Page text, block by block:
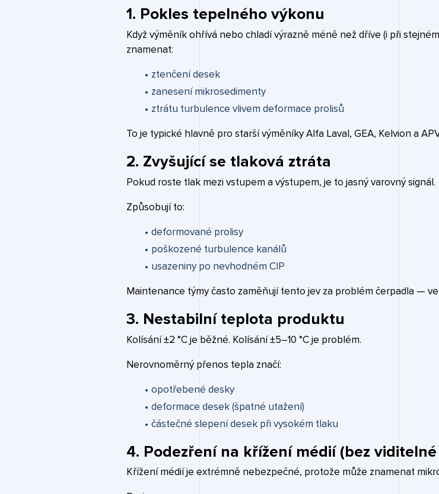
1. Pokles tepelného výkonu
Když výměník ohřívá nebo chladí výrazně méně než dříve (i při
znamenat:
ztenčení desek
zanesení mikrosedimenty
ztrátu turbulence vlivem deformace prolisů
To je typické hlavně pro starší výměníky Alfa Laval, GEA, Kelvion a
2. Zvyšující se tlaková ztráta
Pokud roste tlak mezi vstupem a výstupem, je to jasný varovný signál.
Způsobují to:
deformované prolisy
poškozené turbulence kanálů
usazeniny po nevhodném CIP
Maintenance týmy často zaměňují tento jev za problém čerpadla —
3. Nestabilní teplota produktu
Kolísání ±2 °C je běžné. Kolísání ±5–10 °C je problém.
Nerovnoměrný přenos tepla značí:
opotřebené desky
deformace desek (špatné utažení)
částečné slepení desek při vysokém tlaku
4. Podezření na křížení médií (bez
Křížení médií je extrémně nebezpečné, protože může znamenat